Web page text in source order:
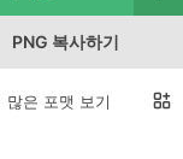
PNG 복사하기
많은 포맷 보기